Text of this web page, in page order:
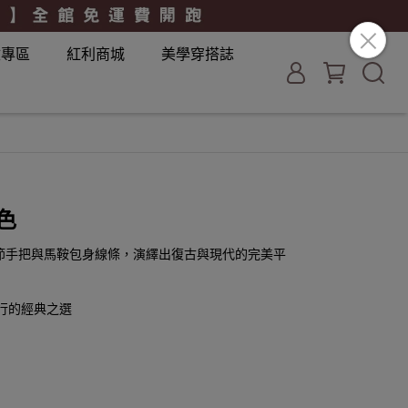
區 紅利商城 美學穿搭誌
把與馬鞍包身線條，演繹出復古與現代的完美平
的經典之選